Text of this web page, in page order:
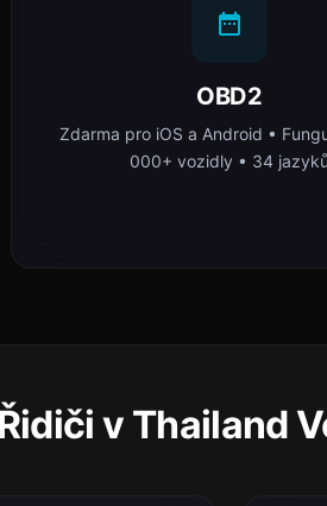
OBD2
Zdarma pro iOS a Android •
000+ vozidly • 34 jazyků
v Thailand